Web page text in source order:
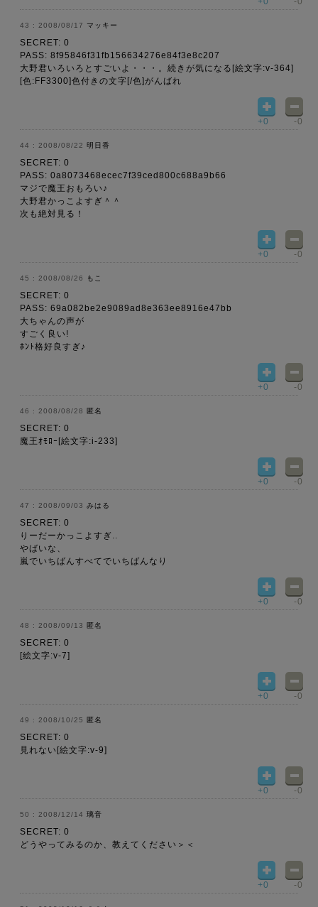
2008/08/17 マッキー
SECRET: 0
PASS: 8f95846f31fb156634276e84f3e8c207
大野君いろいろとすごいよ・・・。続きが気になる[絵文字:v-364]
[色:FF3300]色付きの文字[/色]がんばれ
+0 -0
2008/08/22 明日香
SECRET: 0
PASS: 0a8073468ecec7f39ced800c688a9b66
マジで魔王おもろい♪
大野君かっこよすぎ＾＾
次も絶対見る！
+0 -0
2008/08/26 もこ
SECRET: 0
PASS: 69a082be2e9089ad8e363ee8916e47bb
大ちゃんの声が
すごく良い!
ﾎﾝﾄ格好良すぎ♪
+0 -0
2008/08/28 匿名
SECRET: 0
魔王ｵﾓﾛｰ[絵文字:i-233]
+0 -0
2008/09/03 みはる
SECRET: 0
りーだーかっこよすぎ..
やばいな、
嵐でいちばんすべてでいちばんなり
+0 -0
2008/09/13 匿名
SECRET: 0
[絵文字:v-7]
+0 -0
2008/10/25 匿名
SECRET: 0
見れない[絵文字:v-9]
+0 -0
2008/12/14 璃音
SECRET: 0
どうやってみるのか、教えてください＞＜
+0 -0